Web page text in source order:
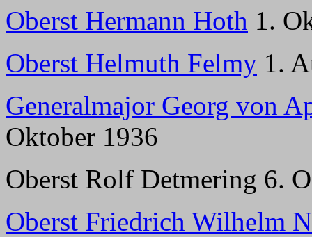
Oberst Hermann Hoth 1.
Oberst Helmuth Felmy 1.
Generalmajor Georg von
Oktober 1936
Oberst Rolf Detmering 6.
Oberst Friedrich Wilhelm